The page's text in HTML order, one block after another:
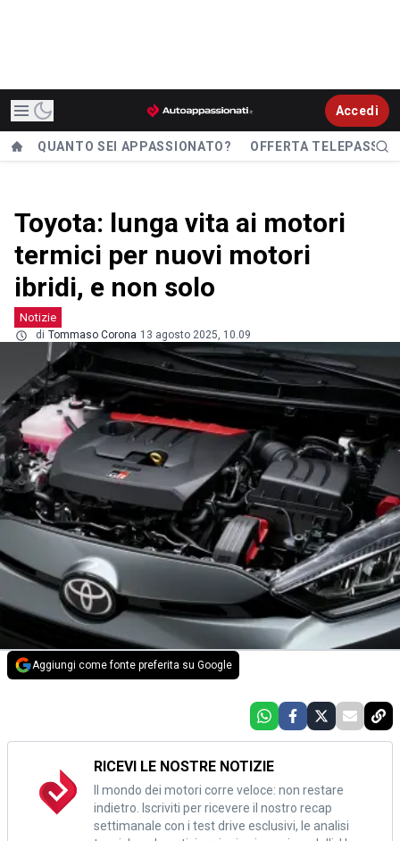
Accedi
QUANTO SEI APPASSIONATO? OFFERTA TELEPASS
Toyota: lunga vita ai motori
termici per nuovi motori
ibridi, e non solo
Notizie
di Tommaso Corona 13 agosto 2025, 10.09
Aggiungi come fonte preferita su Google
RICEVI LE NOSTRE NOTIZIE
Il mondo dei motori corre veloce: non restare
indietro. Iscriviti per ricevere il nostro recap
settimanale con i test drive esclusivi, le analisi